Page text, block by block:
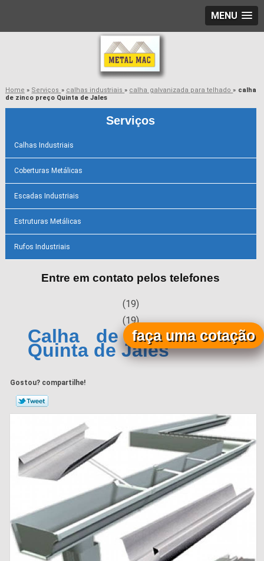
MENU
Home » Serviços » calhas industriais» calha galvanizada para telhado» calha
de zinco preço Quinta de Jales
Serviços
Calhas Industriais
Coberturas Metálicas
Escadas Industriais
Estruturas Metálicas
Rufos Industriais
Entre em contato pelos telefones
(19)
(19)
Calha de Zinco Preço
Quinta de Jales
Gostou? compartilhe!
faça uma cotação